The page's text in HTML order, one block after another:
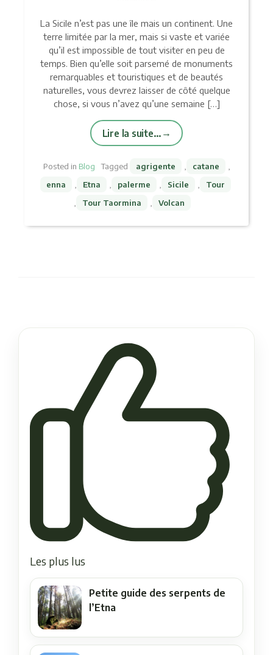
La Sicile n’est pas une île mais un continent. Une
terre limitée par la mer, mais si vaste et variée
qu’il est impossible de tout visiter en peu de
temps. Bien qu’elle soit parsemé de monuments
remarquables et touristiques et de beautés
naturelles, vous devrez laisser de côté quelque
chose, si vous n’avez qu’une semaine […]
Lire la suite…
Posted in Blog Tagged agrigente catane
enna
Etna palerme Sicile
Tour
Tour Taormina Volcan
Les plus lus
Petite guide des serpents de
l’Etna